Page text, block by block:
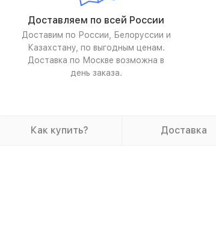
Доставляем по всей России
Доставим по России, Белоруссии и
Казахстану, по выгодным ценам.
Доставка по Москве возможна в
день заказа.
Как купить? Доставка